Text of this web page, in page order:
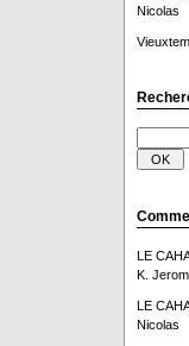
Nicolas
LE
K.
LE
Nicolas